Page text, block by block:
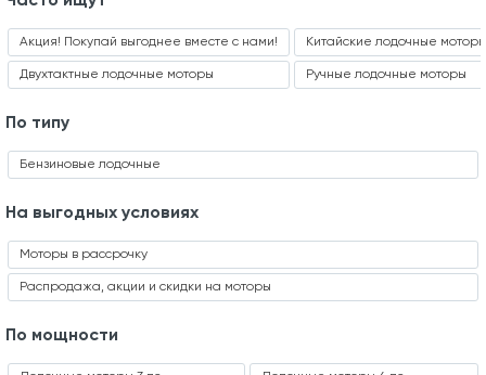
Акция! Покупай выгоднее вместе с нами!
Двухтактные лодочные моторы
Китайские лодочные моторы
Ручные лодочные моторы
По типу
Бензиновые лодочные
На выгодных условиях
Моторы в рассрочку
Распродажа, акции и скидки на моторы
По мощности